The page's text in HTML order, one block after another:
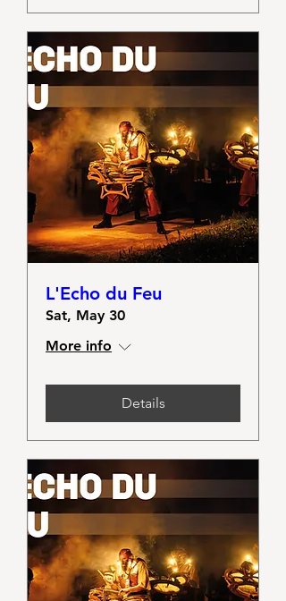
L'Echo du Feu
Sat, May 30
More info
Details